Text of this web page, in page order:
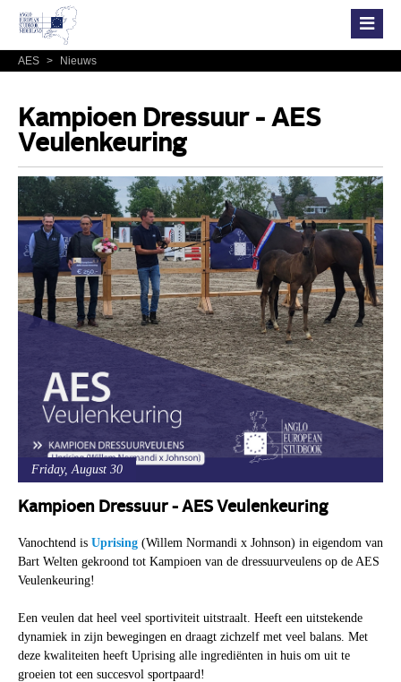
AES > Nieuws
Kampioen Dressuur - AES
Veulenkeuring
Friday, August 30
Kampioen Dressuur - AES Veulenkeuring
Vanochtend is Uprising(Willem Normandi x Johnson) in eigendom van
Bart Welten gekroond tot Kampioen van de dressuurveulens op de AES
Veulenkeuring!
Een veulen dat heel veel sportiviteit uitstraalt. Heeft een uitstekende
dynamiek in zijn bewegingen en draagt zichzelf met veel balans. Met
deze kwaliteiten heeft Uprising alle ingrediënten in huis om uit te
groeien tot een succesvol sportpaard!